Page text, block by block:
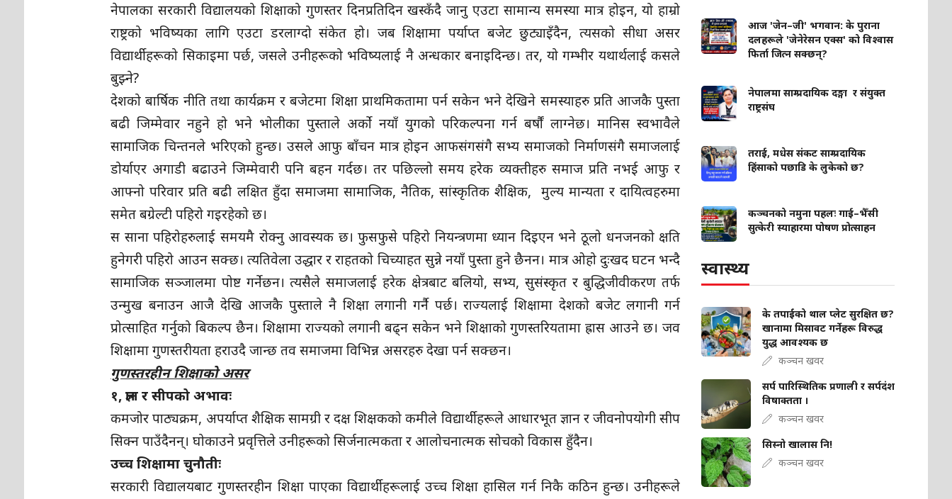
नेपालका सरकारी विद्यालयको शिक्षाको गुणस्तर दिनप्रतिदिन खस्कँदै जानु एउटा सामान्य समस्या मात्र होइन, यो हाम्रो
राष्ट्रको भविष्यका लागि एउटा डरलाग्दो संकेत हो। जब शिक्षामा पर्याप्त बजेट छुट्याइँदैन, त्यसको सीधा असर
विद्यार्थीहरूको सिकाइमा पर्छ, जसले उनीहरूको भविष्यलाई नै अन्धकार बनाइदिन्छ। तर, यो गम्भीर यथार्थलाई कसले
बुझ्ने?
देशको बार्षिक नीति तथा कार्यक्रम र बजेटमा शिक्षा प्राथमिकतामा पर्न सकेन भने देखिने समस्याहरु प्रति आजकै पुस्ता
बढी जिम्मेवार नहुने हो भने भोलीका पुस्ताले अर्को नयाँ युगको परिकल्पना गर्न बर्षौं लाग्नेछ। मानिस स्वभावैले
सामाजिक चिन्तनले भरिएको हुन्छ। उसले आफु बाँचन मात्र होइन आफसंगसंगै सभ्य समाजको निर्माणसंगै समाजलाई
डोर्याएर अगाडी बढाउने जिम्मेवारी पनि बहन गर्दछ। तर पछिल्लो समय हरेक व्यक्तीहरु समाज प्रति नभई आफु र
आफ्नो परिवार प्रति बढी लक्षित हुँदा समाजमा सामाजिक, नैतिक, सांस्कृतिक शैक्षिक, मुल्य मान्यता र दायित्वहरुमा
समेत बग्रेल्टी पहिरो गइरहेको छ।
स साना पहिरोहरुलाई समयमै रोक्नु आवस्यक छ। फुसफुसे पहिरो नियन्त्रणमा ध्यान दिइएन भने ठूलो धनजनको क्षति
हुनेगरी पहिरो आउन सक्छ। त्यतिवेला उद्धार र राहतको चिच्याहत सुन्ने नयाँ पुस्ता हुने छैनन। मात्र ओहो दुःखद घटन भन्दै
सामाजिक सञ्जालमा पोष्ट गर्नेछन। त्यसैले समाजलाई हरेक क्षेत्रबाट बलियो, सभ्य, सुसंस्कृत र बुद्धिजीवीकरण तर्फ
उन्मुख बनाउन आजै देखि आजकै पुस्ताले नै शिक्षा लगानी गर्नै पर्छ। राज्यलाई शिक्षामा देशको बजेट लगानी गर्न
प्रोत्साहित गर्नुको बिकल्प छैन। शिक्षामा राज्यको लगानी बढ्न सकेन भने शिक्षाको गुणस्तरियतामा ह्रास आउने छ। जव
शिक्षामा गुणस्तरीयता हराउदै जान्छ तव समाजमा विभिन्न असरहरु देखा पर्न सक्छन।
गुणस्तरहीन शिक्षाको असर
१, ज्ञान र सीपको अभावः
कमजोर पाठ्यक्रम, अपर्याप्त शैक्षिक सामग्री र दक्ष शिक्षकको कमीले विद्यार्थीहरूले आधारभूत ज्ञान र जीवनोपयोगी सीप
सिक्न पाउँदैनन्। घोकाउने प्रवृत्तिले उनीहरूको सिर्जनात्मकता र आलोचनात्मक सोचको विकास हुँदैन।
उच्च शिक्षामा चुनौतीः
सरकारी विद्यालयबाट गुणस्तरहीन शिक्षा पाएका विद्यार्थीहरूलाई उच्च शिक्षा हासिल गर्न निकै कठिन हुन्छ। उनीहरूले
आज 'जेन–जी' भगवान: के पुराना
दलहरूले 'जेनेरेसन एक्स' को विश्वास
फिर्ता जित्न सक्छन्?
नेपालमा साम्प्रदायिक दङ्गा र संयुक्त
राष्ट्रसंघ
तराई, मधेस संकट साम्प्रदायिक
हिंसाको पछाडि के लुकेको छ?
कञ्चनको नमुना पहलः गाई–भैँसी
सुत्केरी स्याहारमा पोषण प्रोत्साहन
स्वास्थ्य
के तपाईंको थाल प्लेट सुरक्षित छ?
खानामा मिसावट गर्नेहरू विरुद्ध
युद्ध आवश्यक छ
कञ्चन खवर
सर्प पारिस्थितिक प्रणाली र सर्पदंश
विषाक्तता ।
कञ्चन खवर
सिस्नो खालास नि!
कञ्चन खवर